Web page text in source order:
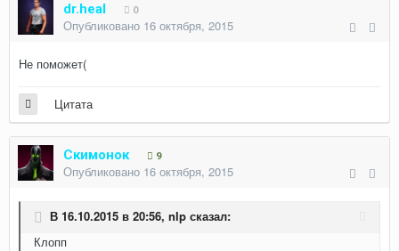
dr.heal 0
Опубликовано 16 октября, 2015
Не поможет(
Цитата
Скимонок 9
Опубликовано 16 октября, 2015
В 16.10.2015 в 20:56, nlp сказал:
Клопп